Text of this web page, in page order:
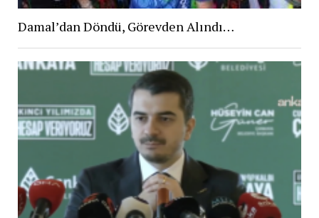
Damal’dan Döndü, Görevden Alındı…